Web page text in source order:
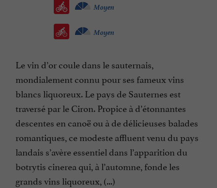
Moyen
Moyen
Le vin d’or coule dans le sauternais,
mondialement connu pour ses fameux vins
blancs liquoreux. Le pays de Sauternes est
traversé par le Ciron. Propice à d’étonnantes
descentes en canoë ou à de délicieuses balades
romantiques, ce modeste affluent venu du pays
landais s’avère essentiel dans l’apparition du
botrytis cinerea qui, à l’automne, fonde les
grands vins liquoreux, (...)